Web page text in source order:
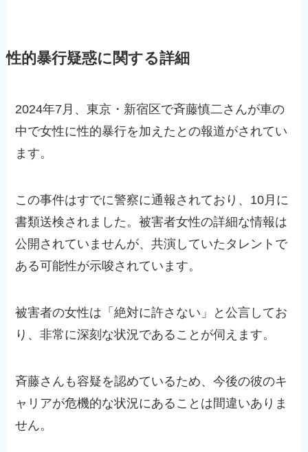
性的暴行疑惑に関する詳細
2024年7月、東京・新宿区で斉藤慎二さんが車の
中で女性に性的暴行を加えたとの報道がされてい
ます。
この事件はすでに警察に通報されており、10月に
書類送検されました。被害者女性の詳細な情報は
公開されていませんが、共演していたタレントで
ある可能性が示唆されています。
被害者の女性は「絶対に許さない」と公言してお
り、非常に深刻な状況であることが伺えます。
斉藤さんも容疑を認めているため、今後の彼のキ
ャリアが危機的な状況にあることは間違いありま
せん。